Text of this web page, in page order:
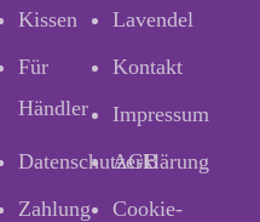
Kissen
Lavendel
Für
Händler
Kontakt
Impressum
Datenschutzerklärung
AGB
Zahlung
Cookie-